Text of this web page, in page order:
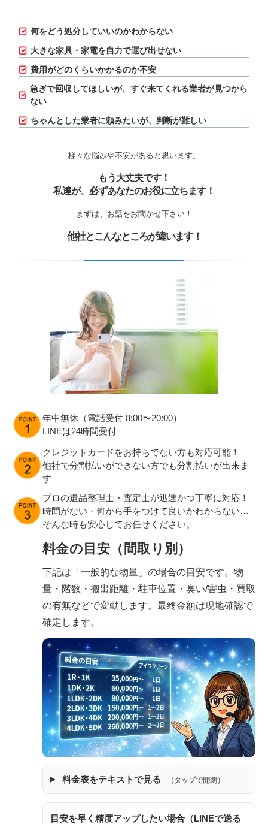
何をどう処分していいのかわからない
大きな家具・家電を自力で運び出せない
費用がどのくらいかかるのか不安
急ぎで回収してほしいが、すぐ来てくれる業者が見つから
ない
ちゃんとした業者に頼みたいが、判断が難しい
様々な悩みや不安があると思います。
もう大丈夫です！
私達が、必ずあなたのお役に立ちます！
まずは、お話をお聞かせ下さい！
他社とこんなところが違います！
年中無休（電話受付 8:00〜20:00）
LINEは24時間受付
クレジットカードをお持ちでない方も対応可能！
他社で分割払いができない方でも分割払いが出来ま
す
プロの遺品整理士・査定士が迅速かつ丁寧に対応！
時間がない・何から手をつけて良いかわからない…
そんな時も安心してお任せください。
料金の目安（間取り別）
下記は「一般的な物量」の場合の目安です。物
量・階数・搬出距離・駐車位置・臭い/害虫・買取
の有無などで変動します。最終金額は現地確認で
確定します。
料金表をテキストで見る （タップで開閉）
目安を早く精度アップしたい場合（LINEで送る